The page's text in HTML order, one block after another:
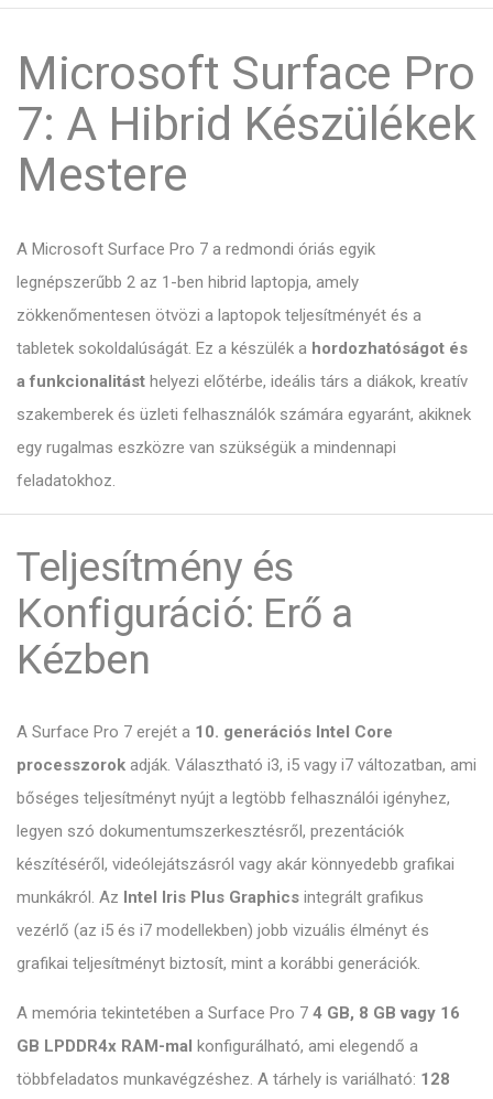
Microsoft Surface Pro
7: A Hibrid Készülékek
Mestere
A Microsoft Surface Pro 7 a redmondi óriás egyik
legnépszerűbb 2 az 1-ben hibrid laptopja, amely
zökkenőmentesen ötvözi a laptopok teljesítményét és a
tabletek sokoldalúságát. Ez a készülék a hordozhatóságot és
a funkcionalitást helyezi előtérbe, ideális társ a diákok, kreatív
szakemberek és üzleti felhasználók számára egyaránt, akiknek
egy rugalmas eszközre van szükségük a mindennapi
feladatokhoz.
Teljesítmény és
Konfiguráció: Erő a
Kézben
A Surface Pro 7 erejét a 10. generációs Intel Core
processzorok adják. Választható i3, i5 vagy i7 változatban, ami
bőséges teljesítményt nyújt a legtöbb felhasználói igényhez,
legyen szó dokumentumszerkesztésről, prezentációk
készítéséről, videólejátszásról vagy akár könnyedebb grafikai
munkákról. Az Intel Iris Plus Graphics integrált grafikus
vezérlő (az i5 és i7 modellekben) jobb vizuális élményt és
grafikai teljesítményt biztosít, mint a korábbi generációk.
A memória tekintetében a Surface Pro 7 4 GB, 8 GB vagy 16
GB LPDDR4x RAM-mal konfigurálható, ami elegendő a
többfeladatos munkavégzéshez. A tárhely is variálható: 128